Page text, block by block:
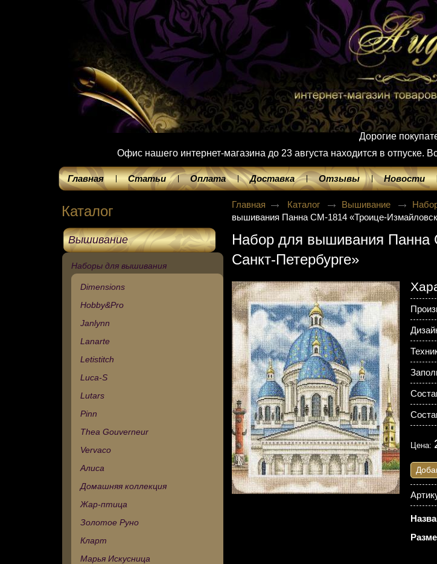
Дорогие
Офис нашего интернет-магазина до 23 августа находится в отпуске.
Главная Статьи Оплата Доставка Отзывы Новости
Каталог
Вышивание
Наборы для вышивания
Dimensions
Hobby&Pro
Janlynn
Lanarte
Letistitch
Luca-S
Lutars
Pinn
Thea Gouverneur
Vervaco
Алиса
Домашняя коллекция
Жар-птица
Золотое Руно
Кларт
Марья Искусница
Главная Каталог Вышивание
вышивания Панна CM-1814 «Троице-
Набор для вышивания Панна
Санкт-Петербурге»
Цена: